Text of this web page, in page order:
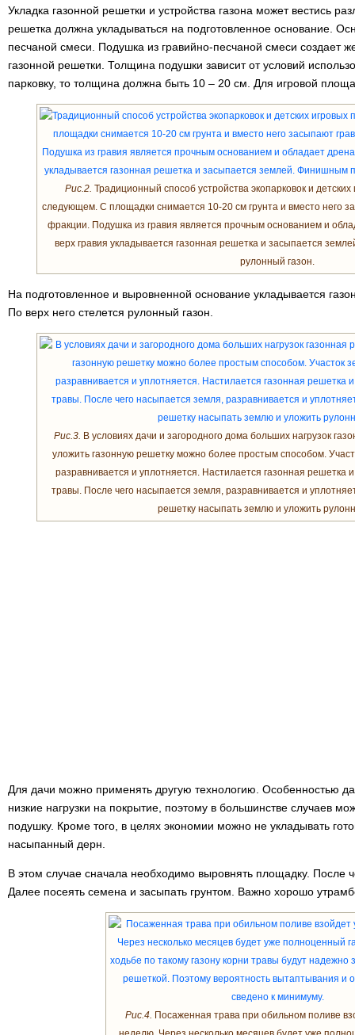
Укладка газонной решетки и устройства газона может вестись
решетка должна укладываться на подготовленное основание.
песчаной смеси. Подушка из гравийно-песчаной смеси создает
газонной решетки. Толщина подушки зависит от условий
парковку, то толщина должна быть 10 – 20 см. Для игровой
Рис.2. Традиционный способ устройства экопарковок и
следующем. С площадки снимается 10-20 см грунта и вместо него
фракции. Подушка из гравия является прочным основанием и
верх гравия укладывается газонная решетка и засыпается
рулонный газон.
На подготовленное и выровненной основание укладывается
По верх него стелется рулонный газон.
Рис.3. В условиях дачи и загородного дома больших нагрузок
уложить газонную решетку можно более простым способом.
разравнивается и уплотняется. Настилается газонная решетка
травы. После чего насыпается земля, разравнивается и
решетку насыпать землю и уложить
Для дачи можно применять другую технологию. Особенностью
низкие нагрузки на покрытие, поэтому в большинстве случаев
подушку. Кроме того, в целях экономии можно не укладывать
насыпанный дерн.
В этом случае сначала необходимо выровнять площадку. После
Далее посеять семена и засыпать грунтом. Важно хорошо
Рис.4. Посаженная трава при обильном поливе